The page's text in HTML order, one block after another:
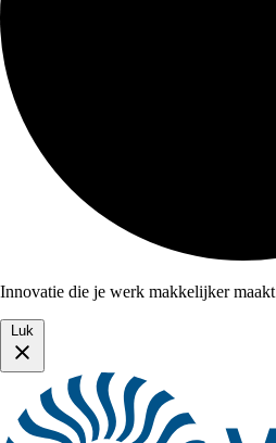
Innovatie die je werk makkelijker maakt
Luk